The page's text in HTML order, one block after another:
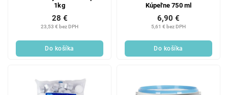
1kg
23,53 € bez DPH
28 €
Do košíka
Kúpeľne 750 ml
5,61 € bez DPH
6,90 €
Do košíka